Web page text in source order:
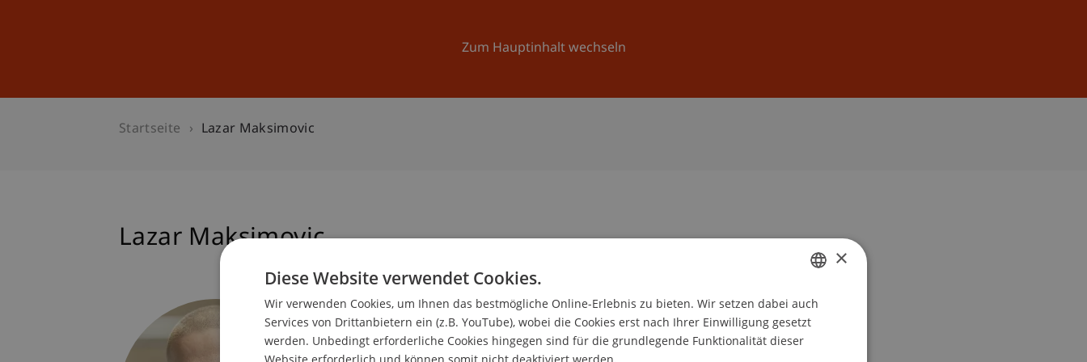
Zum Hauptinhalt wechseln
Universität Aktuelles
Startseite Lazar Maksimovic
Lazar Maksimovic
Studentischer Mitarbeiter
Daten- und Anwendungssicherheit
GERMAN
ENGLISH
×
Diese Website verwendet Cookies.
Wir verwenden Cookies, um Ihnen das bestmögliche Online-Erlebnis zu bieten. Wir setzen dabei auch
Services von Drittanbietern ein (z.B. YouTube), wobei die Cookies erst nach Ihrer Einwilligung gesetzt
werden. Unbedingt erforderliche Cookies hingegen sind für die grundlegende Funktionalität dieser
Website erforderlich und können somit nicht deaktiviert werden.